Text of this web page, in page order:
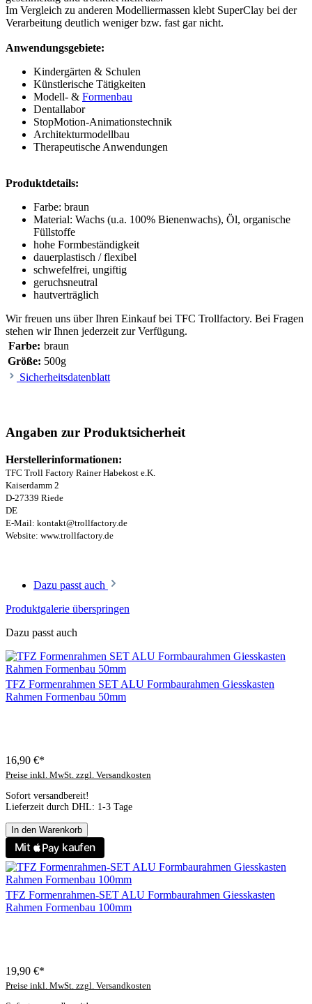
Im Vergleich zu anderen Modelliermassen klebt SuperClay bei der
Verarbeitung deutlich weniger bzw. fast gar nicht.
Anwendungsgebiete:
Kindergärten & Schulen
Künstlerische Tätigkeiten
Modell- & Formenbau
Dentallabor
StopMotion-Animationstechnik
Architekturmodellbau
Therapeutische Anwendungen
Produktdetails:
Farbe: braun
Material: Wachs (u.a. 100% Bienenwachs), Öl, organische
Füllstoffe
hohe Formbeständigkeit
dauerplastisch / flexibel
schwefelfrei, ungiftig
geruchsneutral
hautverträglich
Wir freuen uns über Ihren Einkauf bei TFC Trollfactory. Bei Fragen
stehen wir Ihnen jederzeit zur Verfügung.
Farbe: braun
Größe: 500g
Sicherheitsdatenblatt
Angaben zur Produktsicherheit
Herstellerinformationen:
TFC Troll Factory Rainer Habekost e.K.
Kaiserdamm 2
D-27339 Riede
DE
E-Mail: kontakt@trollfactory.de
Website: www.trollfactory.de
Dazu passt auch
Produktgalerie überspringen
Dazu passt auch
TFZ Formenrahmen SET ALU Formbaurahmen Giesskasten
Rahmen Formenbau 50mm
16,90 €*
Preise inkl. MwSt. zzgl. Versandkosten
Sofort versandbereit!
Lieferzeit durch DHL: 1-3 Tage
In den Warenkorb
TFZ Formenrahmen-SET ALU Formbaurahmen Giesskasten
Rahmen Formenbau 100mm
19,90 €*
Preise inkl. MwSt. zzgl. Versandkosten